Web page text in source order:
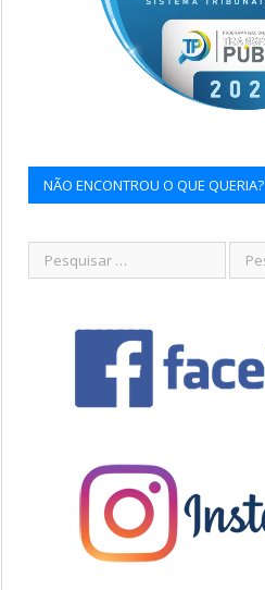
NÃO ENCONTROU O QUE QUERIA?